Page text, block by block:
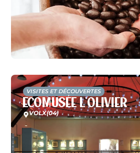
VISITES ET DÉCOUVERTES
Ecomusée L’Olivier
VOLX(04)